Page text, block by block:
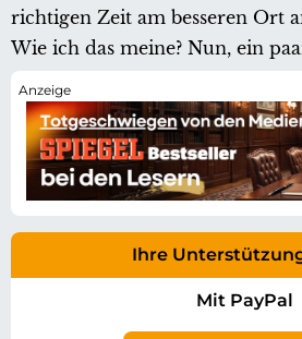
richtigen Zeit am besseren Ort
Wie ich das meine? Nun, ein
Ihre
Mit PayPal